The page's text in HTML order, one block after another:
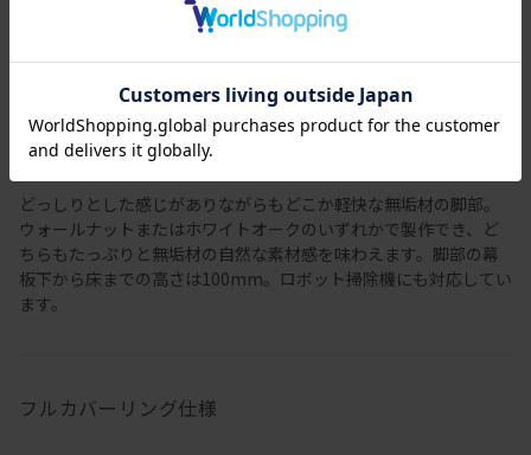
どっしりとした感じがありながらもどこか軽快な無垢材の脚部。
ウォールナットまたはホワイトオークのいずれかで製作でき、ど
ちらもたっぷりと無垢材の自然な素材感を味わえます。脚部の幕
板下から床までの高さは100mm。ロボット掃除機にも対応してい
ます。
フルカバーリング仕様